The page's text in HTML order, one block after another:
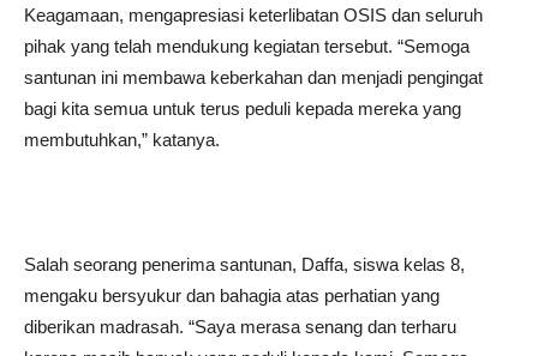
Keagamaan, mengapresiasi keterlibatan OSIS dan seluruh
pihak yang telah mendukung kegiatan tersebut. “Semoga
santunan ini membawa keberkahan dan menjadi pengingat
bagi kita semua untuk terus peduli kepada mereka yang
membutuhkan,” katanya.
Salah seorang penerima santunan, Daffa, siswa kelas 8,
mengaku bersyukur dan bahagia atas perhatian yang
diberikan madrasah. “Saya merasa senang dan terharu